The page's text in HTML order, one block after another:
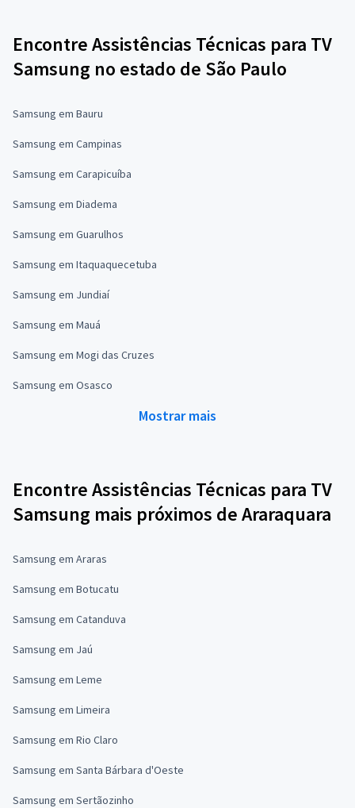
Encontre Assistências Técnicas para TV
Samsung no estado de São Paulo
Samsung em Bauru
Samsung em Campinas
Samsung em Carapicuíba
Samsung em Diadema
Samsung em Guarulhos
Samsung em Itaquaquecetuba
Samsung em Jundiaí
Samsung em Mauá
Samsung em Mogi das Cruzes
Samsung em Osasco
Mostrar mais
Encontre Assistências Técnicas para TV
Samsung mais próximos de Araraquara
Samsung em Araras
Samsung em Botucatu
Samsung em Catanduva
Samsung em Jaú
Samsung em Leme
Samsung em Limeira
Samsung em Rio Claro
Samsung em Santa Bárbara d'Oeste
Samsung em Sertãozinho